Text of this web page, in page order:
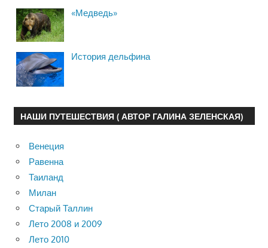
«Медведь»
История дельфина
НАШИ ПУТЕШЕСТВИЯ ( АВТОР ГАЛИНА ЗЕЛЕНСКАЯ)
Венеция
Равенна
Таиланд
Милан
Старый Таллин
Лето 2008 и 2009
Лето 2010